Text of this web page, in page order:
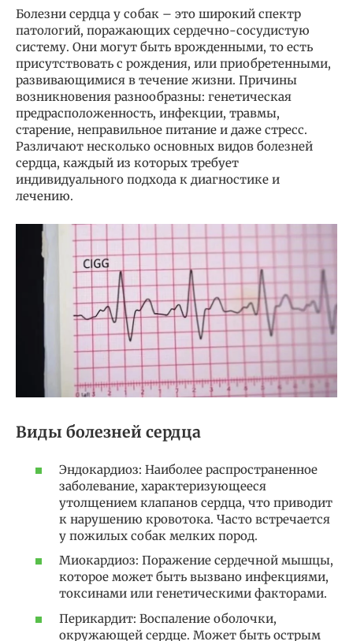
Болезни сердца у собак – это широкий спектр
патологий, поражающих сердечно-сосудистую
систему. Они могут быть врожденными, то есть
присутствовать с рождения, или приобретенными,
развивающимися в течение жизни. Причины
возникновения разнообразны: генетическая
предрасположенность, инфекции, травмы,
старение, неправильное питание и даже стресс.
Различают несколько основных видов болезней
сердца, каждый из которых требует
индивидуального подхода к диагностике и
лечению.
Виды болезней сердца
Эндокардиоз: Наиболее распространенное
заболевание, характеризующееся
утолщением клапанов сердца, что приводит
к нарушению кровотока. Часто встречается
у пожилых собак мелких пород.
Миокардиоз: Поражение сердечной мышцы,
которое может быть вызвано инфекциями,
токсинами или генетическими факторами.
Перикардит: Воспаление оболочки,
окружающей сердце. Может быть острым